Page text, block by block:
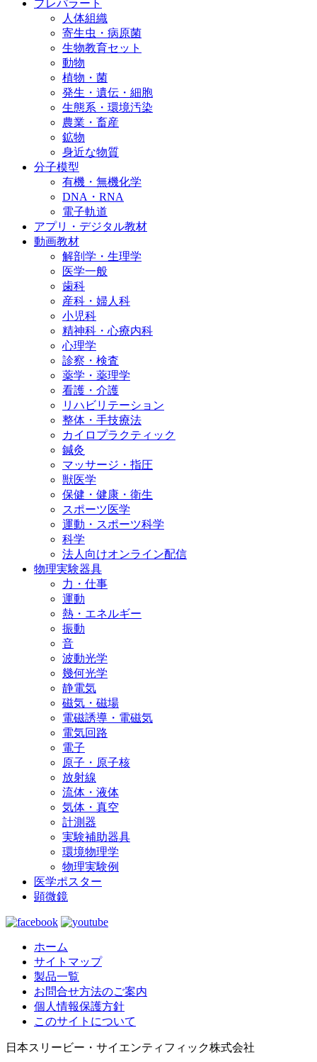
プレパラート
人体組織
寄生虫・病原菌
生物教育セット
動物
植物・菌
発生・遺伝・細胞
生態系・環境汚染
農業・畜産
鉱物
身近な物質
分子模型
有機・無機化学
DNA・RNA
電子軌道
アプリ・デジタル教材
動画教材
解剖学・生理学
医学一般
歯科
産科・婦人科
小児科
精神科・心療内科
心理学
診察・検査
薬学・薬理学
看護・介護
リハビリテーション
整体・手技療法
カイロプラクティック
鍼灸
マッサージ・指圧
獣医学
保健・健康・衛生
スポーツ医学
運動・スポーツ科学
科学
法人向けオンライン配信
物理実験器具
力・仕事
運動
熱・エネルギー
振動
音
波動光学
幾何光学
静電気
磁気・磁場
電磁誘導・電磁気
電気回路
電子
原子・原子核
放射線
流体・液体
気体・真空
計測器
実験補助器具
環境物理学
物理実験例
医学ポスター
顕微鏡
ホーム
サイトマップ
製品一覧
お問合せ方法のご案内
個人情報保護方針
このサイトについて
日本スリービー・サイエンティフィック株式会社